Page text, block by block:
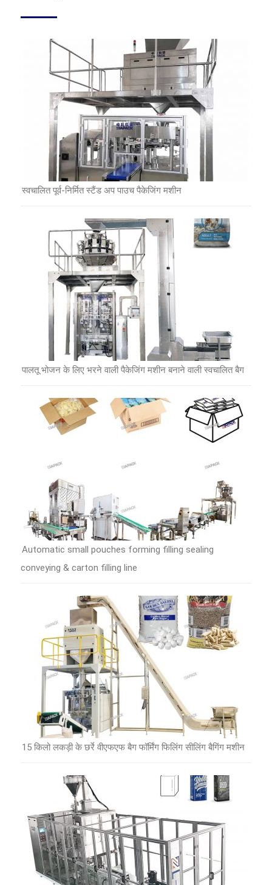
स्वचालित पूर्व-निर्मित स्टैंड अप पाउच पैकेजिंग मशीन
पालतू भोजन के लिए भरने वाली पैकेजिंग मशीन बनाने वाली स्वचालित बैग
Automatic small pouches forming filling sealing
conveying & carton filling line
15 किलो लकड़ी के छर्रे वीएफएफ बैग फॉर्मिंग फिलिंग सीलिंग बैगिंग मशीन